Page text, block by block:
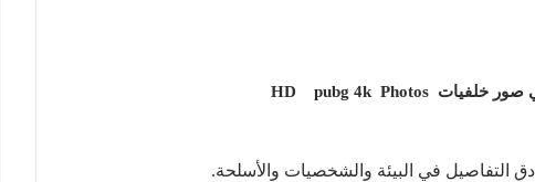
صور خلفيات HD pubg 4k Photos